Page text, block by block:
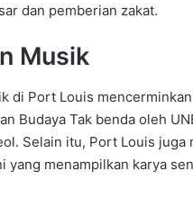
dan pemberian zakat.
Musik
di Port Louis
Budaya Tak benda oleh
Selain itu, Port Louis
yang menampilkan karya